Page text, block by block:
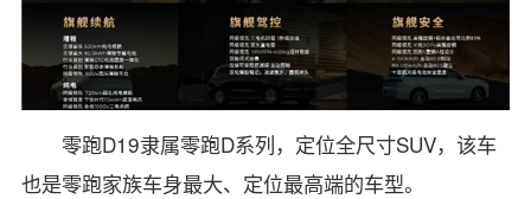
零跑D19隶属零跑D系列，定位全尺寸SUV，该车
也是零跑家族车身最大、定位最高端的车型。